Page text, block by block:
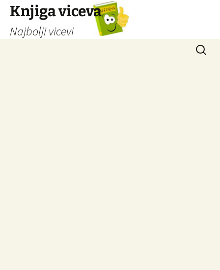
Knjiga viceva
Najbolji vicevi